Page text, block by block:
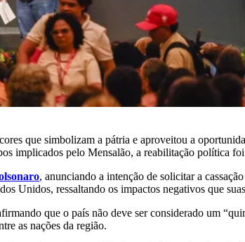
que simbolizam a pátria e aproveitou a
implicados pelo Mensalão, a reabilitação política
, anunciando a intenção de solicitar a
Unidos, ressaltando os impactos negativos que
que o país não deve ser considerado um
as nações da região.